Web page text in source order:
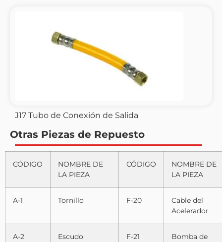
J17 Tubo de Conexión de Salida
Otras Piezas de Repuesto
CÓDIGO
NOMBRE DE
LA PIEZA
CÓDIGO
NOMBRE DE
LA PIEZA
A-1 Tornillo F-20
Cable del
Acelerador
A-2
Escudo
F-21
Bomba de